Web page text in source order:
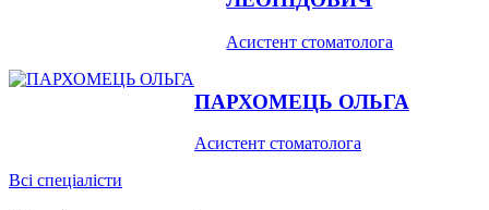
Асистент стоматолога
ПАРХОМЕЦЬ ОЛЬГА
Асистент стоматолога
Всі спеціалісти